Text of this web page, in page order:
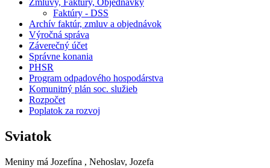
Zmluvy, Faktúry, Objednávky
Faktúry - DSS
Archív faktúr, zmluv a objednávok
Výročná správa
Záverečný účet
Správne konania
PHSR
Program odpadového hospodárstva
Komunitný plán soc. služieb
Rozpočet
Poplatok za rozvoj
Sviatok
Meniny má Jozefína , Nehoslav, Jozefa